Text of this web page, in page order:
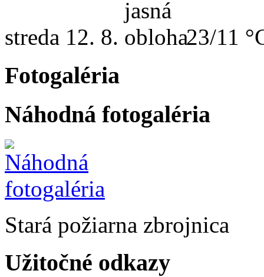
streda 12. 8. 23/11
Fotogaléria
Náhodná fotogaléria
Stará požiarna zbrojnica
Užitočné odkazy